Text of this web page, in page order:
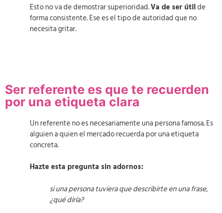
Esto no va de demostrar superioridad.Va de ser útilde
forma consistente. Ese es el tipo de autoridad que no
necesita gritar.
Ser referente es que te recuerden
por una etiqueta clara
Un referente no es necesariamente una persona famosa. Es
alguien a quien el mercado recuerda por una etiqueta
concreta.
Hazte esta pregunta sin adornos:
si una persona tuviera que describirte en una frase,
¿qué diría?